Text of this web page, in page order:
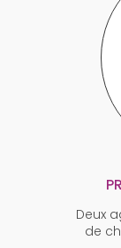
Deux
de